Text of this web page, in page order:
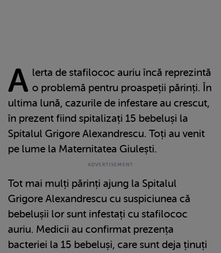
A lerta de stafilococ auriu încă reprezintă
o problemă pentru proaspeții părinți. În
ultima lună, cazurile de infestare au crescut,
în prezent fiind spitalizați 15 bebeluși la
Spitalul Grigore Alexandrescu. Toți au venit
pe lume la Maternitatea Giulești.
Tot mai mulți părinți ajung la Spitalul
Grigore Alexandrescu cu suspiciunea că
bebelușii lor sunt infestați cu stafilococ
auriu. Medicii au confirmat prezența
bacteriei la 15 bebeluși, care sunt deja ținuți